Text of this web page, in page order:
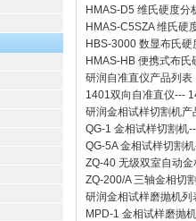
HMAS-D5 维氏硬度分
HMAS-C5SZA 维氏硬
HBS-3000 数显布氏硬
HMAS-HB 便携式布氏
研润自准直仪产品列表
1401双向自准直仪---
研润金相试样切割机产
QG-1 金相试样切割机
QG-5A 金相试样切割机
ZQ-40 无级双室自动金
ZQ-200/A 三轴金相切
研润金相试样磨抛机列
MPD-1 金相试样磨抛机